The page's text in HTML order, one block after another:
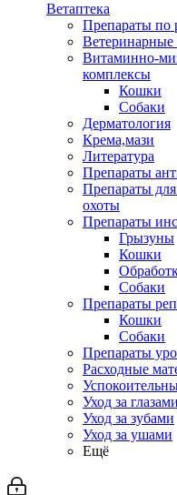
Ветаптека
Препараты по
Витаминно-
комплексы
Кошки
Собаки
Дерматология
Крема,мази
Литература
Препараты
Препараты
охоты
Препараты
Грызуны
Кошки
Собаки
Препараты
Кошки
Собаки
Препараты
Расходные
Уход за глазами
Уход за зубами
Уход за ушами
Ещё